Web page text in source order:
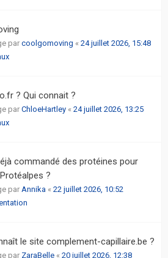
par coolgomoving « 24 juillet 2026, 15:48
? Qui connait ?
par ChloeHartley « 24 juillet 2026, 13:25
commandé des protéines pour
?
par Annika « 22 juillet 2026, 10:52
le site complement-capillaire.be ?
par ZaraBelle « 20 juillet 2026, 12:38